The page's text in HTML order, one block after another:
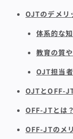
OJTのデメリ
体系的な
教育の質
OJT担当
OJTとOFF-
OFF-JTとは？
OFF-JTのメ